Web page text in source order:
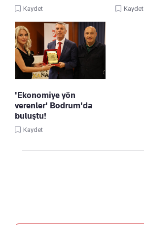
Kaydet Kaydet
'Ekonomiye yön
verenler' Bodrum'da
buluştu!
Kaydet